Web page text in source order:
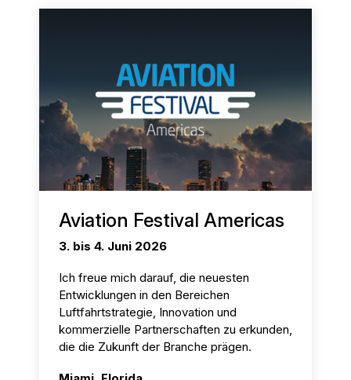
Aviation Festival Americas
3. bis 4. Juni 2026
Ich freue mich darauf, die neuesten
Entwicklungen in den Bereichen
Luftfahrtstrategie, Innovation und
kommerzielle Partnerschaften zu erkunden,
die die Zukunft der Branche prägen.